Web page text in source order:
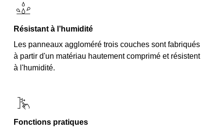
Résistant à l’humidité
Les panneaux aggloméré trois couches sont fabriqués
à partir d'un matériau hautement comprimé et résistent
à l'humidité.
Fonctions pratiques